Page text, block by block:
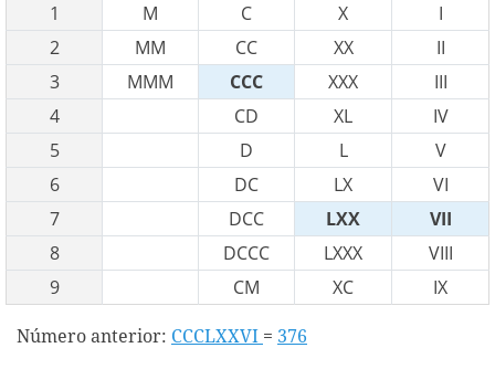
1
M C X
I
2
MM CC XX
II
3
MMM CCC XXX
III
4
CD XL
IV
5
D L
V
6
DC LX
VI
7
DCC LXX
VII
8
DCCC LXXX
VIII
9
CM XC IX
Número anterior: CCCLXXVI = 376